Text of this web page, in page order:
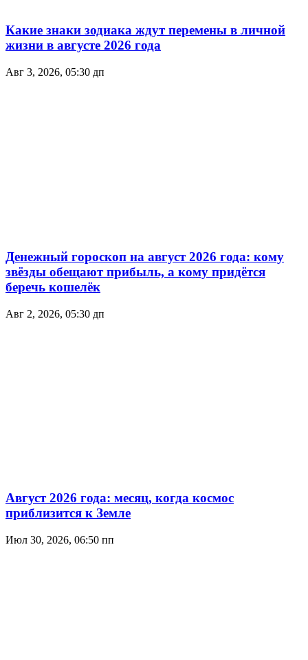
Какие знаки зодиака ждут перемены в личной
жизни в августе 2026 года
Авг 3, 2026, 05:30 дп
Денежный гороскоп на август 2026 года: кому
звёзды обещают прибыль, а кому придётся
беречь кошелёк
Авг 2, 2026, 05:30 дп
Август 2026 года: месяц, когда космос
приблизится к Земле
Июл 30, 2026, 06:50 пп